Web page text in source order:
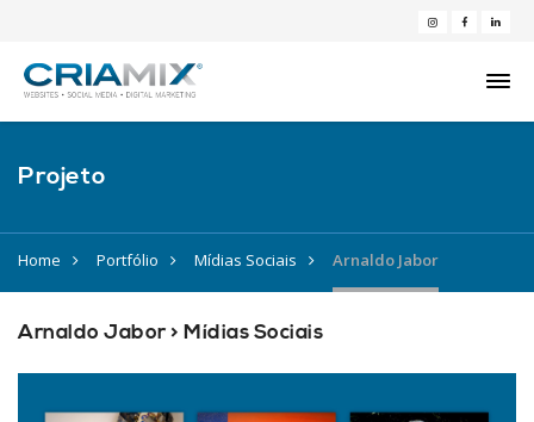
Projeto
Home Portfólio Mídias Sociais Arnaldo Jabor
Arnaldo Jabor > Mídias Sociais